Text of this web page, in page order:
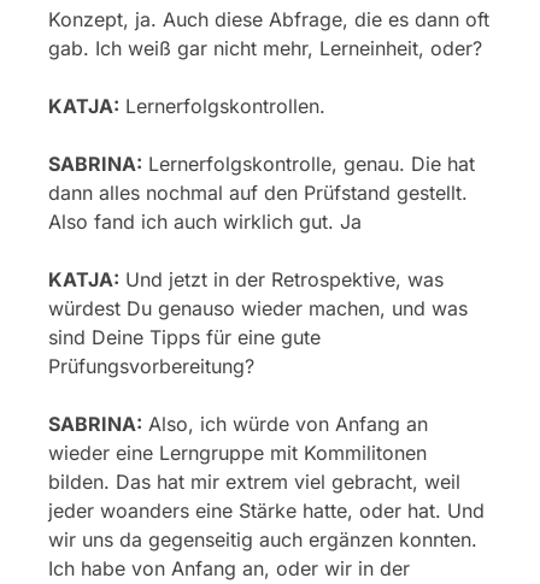
Konzept, ja. Auch diese Abfrage, die es dann oft
gab. Ich weiß gar nicht mehr, Lerneinheit, oder?
KATJA: Lernerfolgskontrollen.
SABRINA: Lernerfolgskontrolle, genau. Die hat
dann alles nochmal auf den Prüfstand gestellt.
Also fand ich auch wirklich gut. Ja
KATJA: Und jetzt in der Retrospektive, was
würdest Du genauso wieder machen, und was
sind Deine Tipps für eine gute
Prüfungsvorbereitung?
SABRINA: Also, ich würde von Anfang an
wieder eine Lerngruppe mit Kommilitonen
bilden. Das hat mir extrem viel gebracht, weil
jeder woanders eine Stärke hatte, oder hat. Und
wir uns da gegenseitig auch ergänzen konnten.
Ich habe von Anfang an, oder wir in der